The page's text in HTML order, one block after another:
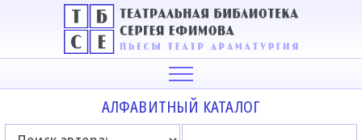
АЛФАВИТНЫЙ КАТАЛОГ